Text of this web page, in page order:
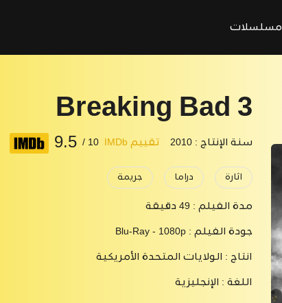
مسلسلات
Breaking Bad 3
سنة الإنتاج : 2010 تقييم IMDb 10 /
9.5
اثارة دراما جريمة
مدة الفيلم : 49 دقيقة
جودة الفيلم : Blu-Ray - 1080p
انتاج : الولايات المتحدة الأمريكية
اللغة : الإنجليزية